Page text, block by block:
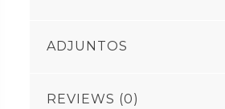
ADJUNTOS
REVIEWS (0)